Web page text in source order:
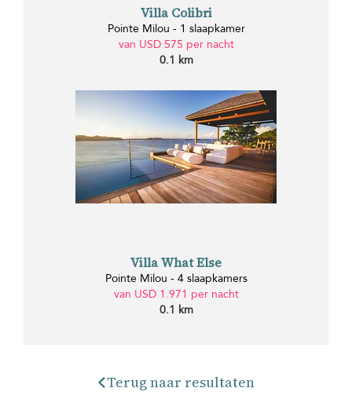
Villa Colibri
Pointe Milou - 1 slaapkamer
van USD 575 per nacht
0.1 km
Villa What Else
Pointe Milou - 4 slaapkamers
van USD 1.971 per nacht
0.1 km
Terug naar resultaten